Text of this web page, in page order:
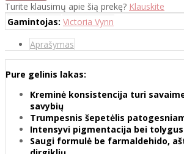
Turite klausimų apie šią prekę? Klauskite
Gamintojas: Victoria Vynn
Aprašymas
Pure gelinis lakas:
Kreminė konsistencija turi
savybių
Trumpesnis šepetėlis
Intensyvi pigmentacija bei
Saugi formulė be farmaldehido,